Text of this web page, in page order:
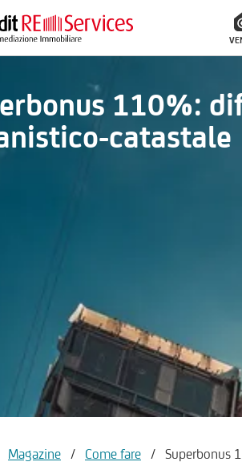
110%:
catastale
Magazine / Come fare / Superbonus